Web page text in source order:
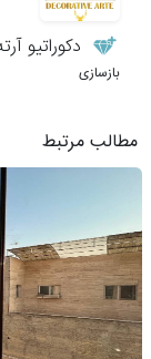
دکوراتیو
بازسازی
مطالب مرتبط